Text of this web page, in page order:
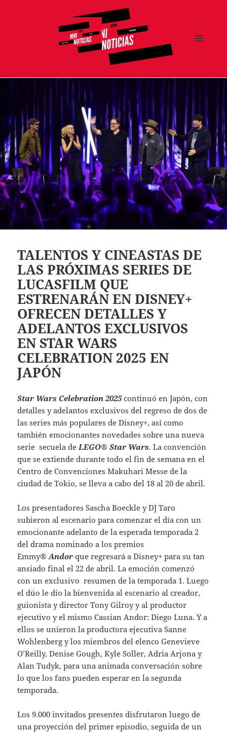
TALENTOS Y CINEASTAS DE
LAS PRÓXIMAS SERIES DE
LUCASFILM QUE
ESTRENARÁN EN DISNEY+
OFRECEN DETALLES Y
ADELANTOS EXCLUSIVOS
EN STAR WARS
CELEBRATION 2025 EN
JAPÓN
Star Wars Celebration 2025continuó en Japón, con
detalles y adelantos exclusivos del regreso de dos de
las series más populares de Disney+, así como
también emocionantes novedades sobre una nueva
serie secuela de LEGO® Star Wars. La convención
que se extiende durante todo el fin de semana en el
Centro de Convenciones Makuhari Messe de la
ciudad de Tokio, se lleva a cabo del 18 al 20 de abril.
Los presentadores Sascha Boeckle y DJ Taro
subieron al escenario para comenzar el día con un
emocionante adelanto de la esperada temporada 2
del drama nominado a los premios
Emmy®Andorque regresará a Disney+ para su tan
ansiado final el 22 de abril. La emoción comenzó
con un exclusivo resumen de la temporada 1. Luego
el dúo le dio la bienvenida al escenario al creador,
guionista y director Tony Gilroy y al productor
ejecutivo y el mismo Cassian Andor: Diego Luna. Y a
ellos se unieron la productora ejecutiva Sanne
Wohlenberg y los miembros del elenco Genevieve
O’Reilly, Denise Gough, Kyle Soller, Adria Arjona y
Alan Tudyk, para una animada conversación sobre
lo que los fans pueden esperar en la segunda
temporada.
Los 9.000 invitados presentes disfrutaron luego de
una proyección del primer episodio, seguida de un